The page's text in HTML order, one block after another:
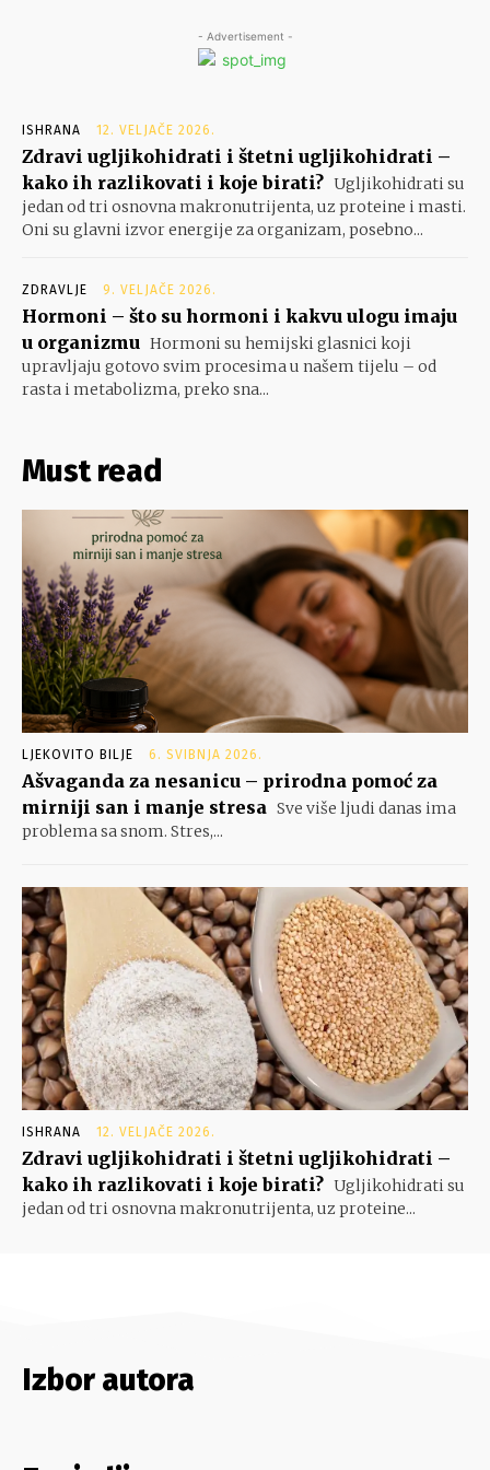
- Advertisement -
ISHRANA 12. VELJAČE 2026.
Zdravi ugljikohidrati i štetni ugljikohidrati –
kako ih razlikovati i koje birati? Ugljikohidrati su
jedan od tri osnovna makronutrijenta, uz proteine i masti.
Oni su glavni izvor energije za organizam, posebno...
ZDRAVLJE 9. VELJAČE 2026.
Hormoni – što su hormoni i kakvu ulogu imaju
u organizmu Hormoni su hemijski glasnici koji
upravljaju gotovo svim procesima u našem tijelu – od
rasta i metabolizma, preko sna...
Must read
LJEKOVITO BILJE 6. SVIBNJA 2026.
Ašvaganda za nesanicu – prirodna pomoć za
mirniji san i manje stresa Sve više ljudi danas ima
problema sa snom. Stres,...
ISHRANA 12. VELJAČE 2026.
Zdravi ugljikohidrati i štetni ugljikohidrati –
kako ih razlikovati i koje birati? Ugljikohidrati su
jedan od tri osnovna makronutrijenta, uz proteine...
Izbor autora